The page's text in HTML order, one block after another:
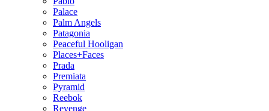
Palace
Palm Angels
Patagonia
Peaceful Hooligan
Places+Faces
Prada
Premiata
Pyramid
Reebok
Revenge